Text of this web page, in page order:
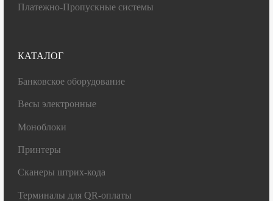
Платежно-Пропускные системы
КАТАЛОГ
Банковское оборудование
Весы электронные
Моноблоки
Принтеры
Сканеры штрих-кода
Терминалы для QR-оплаты